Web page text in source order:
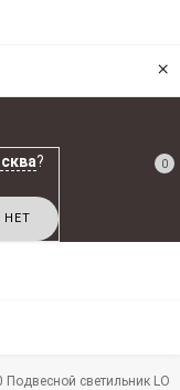
×
? 0
Подвесной светильник